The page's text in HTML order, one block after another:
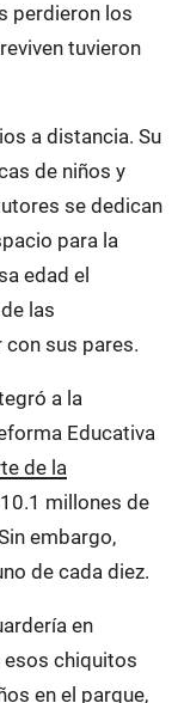
perdieron los
tuvieron
a distancia. Su
de niños y
se dedican
para la
edad el
las
sus pares.
a la
Educativa
de la
millones de
embargo,
de cada diez.
en
esos chiquitos
en el parque,